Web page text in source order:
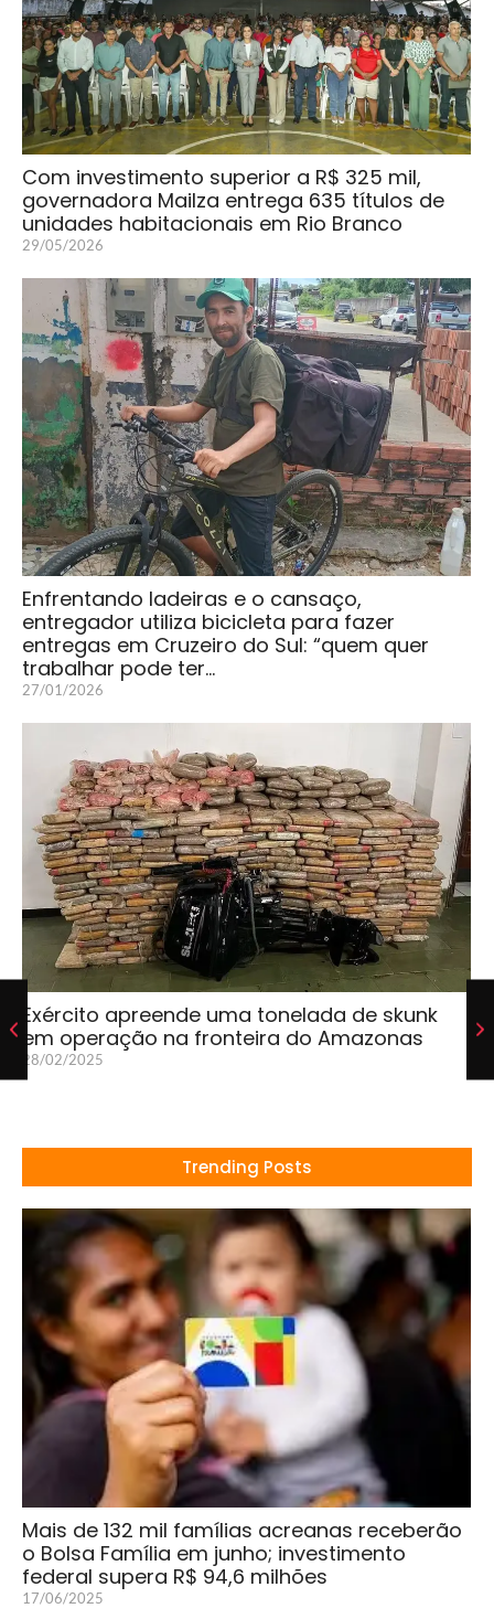
Com investimento superior a R$ 325 mil,
governadora Mailza entrega 635 títulos de
unidades habitacionais em Rio Branco
29/05/2026
Enfrentando ladeiras e o cansaço,
entregador utiliza bicicleta para fazer
entregas em Cruzeiro do Sul: “quem quer
trabalhar pode ter…
27/01/2026
Exército apreende uma tonelada de skunk
em operação na fronteira do Amazonas
28/02/2025
Trending Posts
Mais de 132 mil famílias acreanas receberão
o Bolsa Família em junho; investimento
federal supera R$ 94,6 milhões
17/06/2025